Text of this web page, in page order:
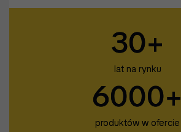
30+
lat na rynku
6000+
produktów w ofercie